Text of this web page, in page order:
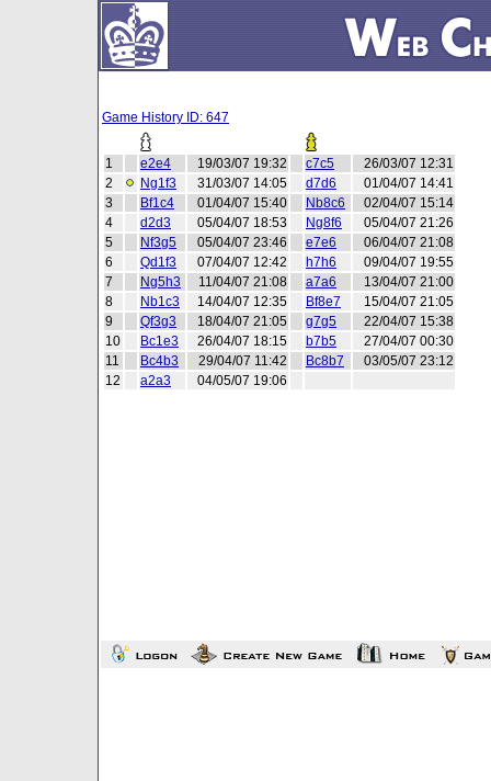
Game History ID: 647
1 e2e4 19/03/07 19:32 c7c5
26/03/07 12:31
2
Ng1f3 31/03/07 14:05 d7d6
01/04/07 14:41
3
Bf1c4 01/04/07 15:40 Nb8c6
02/04/07 15:14
4
d2d3 05/04/07 18:53 Ng8f6
05/04/07 21:26
5
Nf3g5 05/04/07 23:46 e7e6
06/04/07 21:08
6
Qd1f3 07/04/07 12:42 h7h6
09/04/07 19:55
7
Ng5h3 11/04/07 21:08 a7a6
13/04/07 21:00
8
Nb1c3 14/04/07 12:35 Bf8e7
15/04/07 21:05
9
Qf3g3 18/04/07 21:05 g7g5
22/04/07 15:38
10
Bc1e3 26/04/07 18:15 b7b5
27/04/07 00:30
11
Bc4b3 29/04/07 11:42 Bc8b7
03/05/07 23:12
12
a2a3 04/05/07 19:06